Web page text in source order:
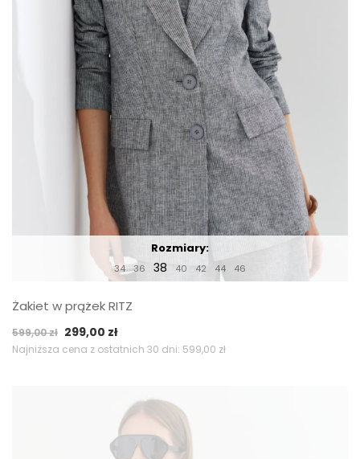
Rozmiary:
34 36 38 40 42 44 46
Żakiet w prążek RITZ
599,00zł Pierwotna
cena
299,00 złAktualna
cena
Najniższa cena z ostatnich 30 dni: 599,00 zł